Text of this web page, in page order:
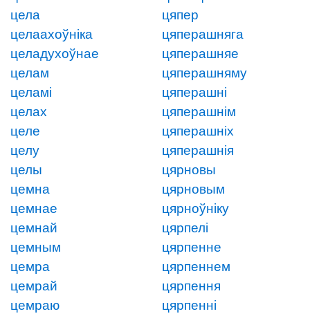
цела
целаахоўніка
целадухоўнае
целам
целамі
целах
целе
целу
целы
цемна
цемнае
цемнай
цемным
цемра
цемрай
цемраю
цяпер
цяперашняга
цяперашняе
цяперашняму
цяперашні
цяперашнім
цяперашніх
цяперашнія
цярновы
цярновым
цярноўніку
цярпелі
цярпенне
цярпеннем
цярпення
цярпенні